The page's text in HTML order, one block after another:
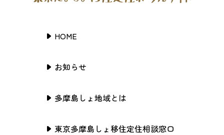
HOME
お知らせ
多摩島しょ地域とは
東京多摩島しょ移住定住相談窓口